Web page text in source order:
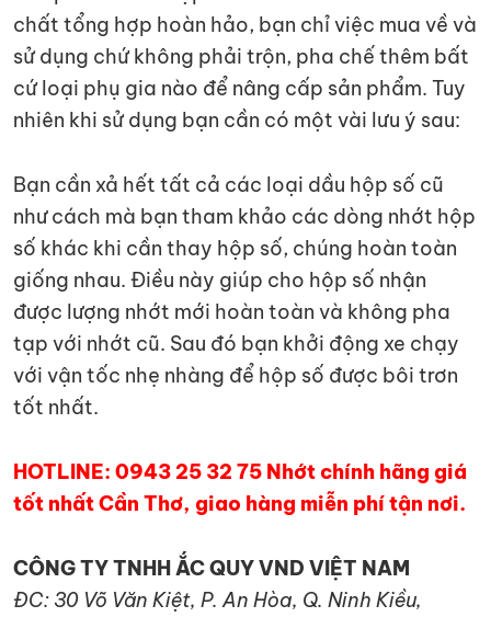
chất tổng hợp hoàn hảo, bạn chỉ việc mua về và
sử dụng chứ không phải trộn, pha chế thêm bất
cứ loại phụ gia nào để nâng cấp sản phẩm. Tuy
nhiên khi sử dụng bạn cần có một vài lưu ý sau:
Bạn cần xả hết tất cả các loại dầu hộp số cũ
như cách mà bạn tham khảo các dòng nhớt hộp
số khác khi cần thay hộp số, chúng hoàn toàn
giống nhau. Điều này giúp cho hộp số nhận
được lượng nhớt mới hoàn toàn và không pha
tạp với nhớt cũ. Sau đó bạn khởi động xe chạy
với vận tốc nhẹ nhàng để hộp số được bôi trơn
tốt nhất.
HOTLINE: 0943 25 32 75 Nhớt chính hãng giá
tốt nhất Cần Thơ, giao hàng miễn phí tận nơi.
CÔNG TY TNHH ẮC QUY VND VIỆT NAM
ĐC: 30 Võ Văn Kiệt, P. An Hòa, Q. Ninh Kiều,